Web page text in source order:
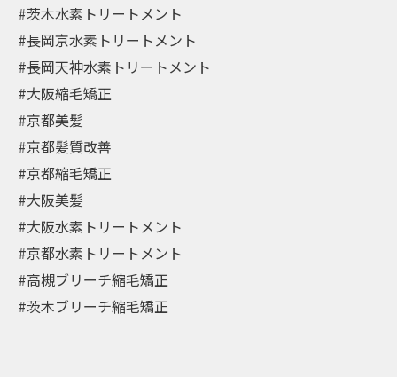
#茨木水素トリートメント
#長岡京水素トリートメント
#長岡天神水素トリートメント
#大阪縮毛矯正
#京都美髪
#京都髪質改善
#京都縮毛矯正
#大阪美髪
#大阪水素トリートメント
#京都水素トリートメント
#高槻ブリーチ縮毛矯正
#茨木ブリーチ縮毛矯正